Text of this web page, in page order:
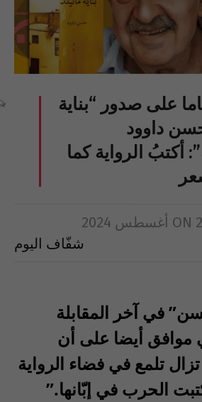
على صدور “بناية
حسن داوود
أكتبُ الرواية كما
ON
شفّاف اليوم
في آخر المقابلة
موافق أيضا على أن
تزال تلمع في فضاء الرواية
الحرب في إبّانها.”